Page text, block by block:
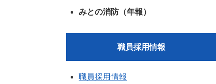
みとの消防（年報）
職員採用情報
職員採用情報